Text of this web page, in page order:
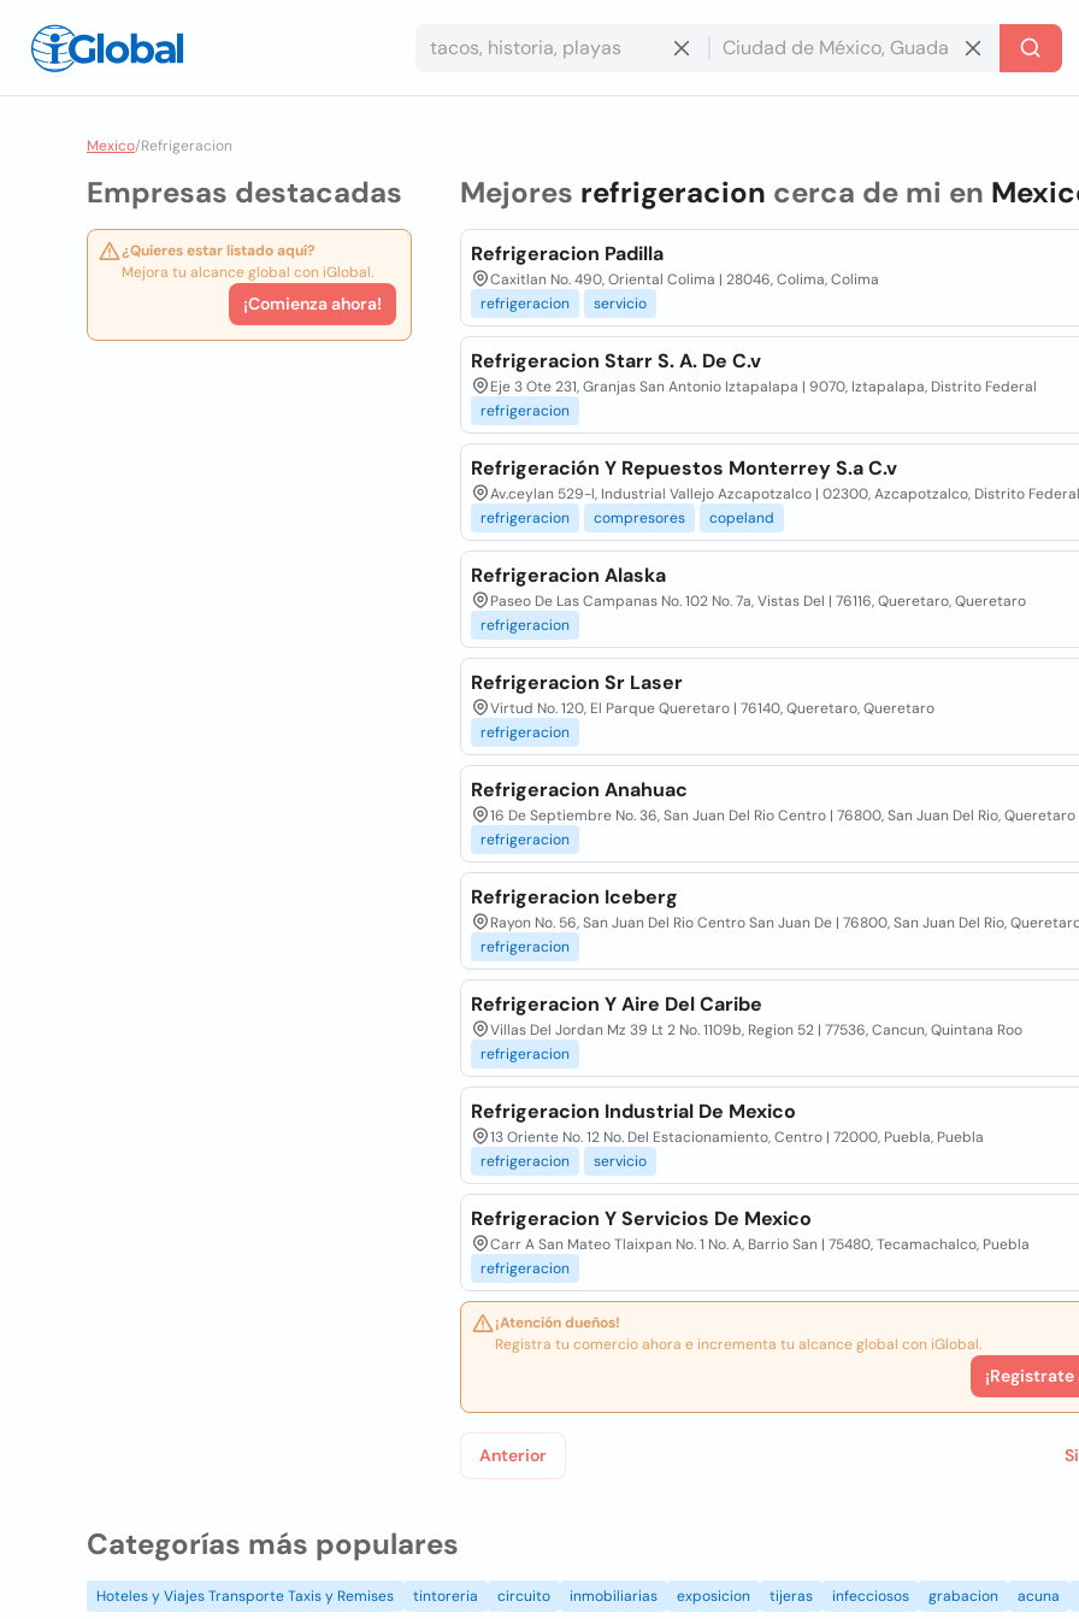
Mexico/Refrigeracion
Empresas destacadas
¿Quieres estar listado aquí?
Mejora tu alcance global con iGlobal.
¡Comienza ahora!
Mejores refrigeracion cerca de mi en
Refrigeracion Padilla
Caxitlan No. 490, Oriental Colima | 28046, Colima, Colima
refrigeracion
servicio
Refrigeracion Starr S. A. De C.v
Eje 3 Ote 231, Granjas San Antonio Iztapalapa | 9070, Iztapalapa, Distrito Federal
refrigeracion
Refrigeración Y Repuestos Monterrey S.a C.v
Av.ceylan 529-l, Industrial Vallejo Azcapotzalco | 02300, Azcapotzalco, Distrito Federal
refrigeracion
compresores copeland
Refrigeracion Alaska
Paseo De Las Campanas No. 102 No. 7a, Vistas Del | 76116, Queretaro, Queretaro
refrigeracion
Refrigeracion Sr Laser
Virtud No. 120, El Parque Queretaro | 76140, Queretaro, Queretaro
refrigeracion
Refrigeracion Anahuac
16 De Septiembre No. 36, San Juan Del Rio Centro | 76800, San Juan Del Rio, Queretaro
refrigeracion
Refrigeracion Iceberg
Rayon No. 56, San Juan Del Rio Centro San Juan De | 76800, San Juan Del Rio,
refrigeracion
Refrigeracion Y Aire Del Caribe
Villas Del Jordan Mz 39 Lt 2 No. 1109b, Region 52 | 77536, Cancun, Quintana Roo
refrigeracion
Refrigeracion Industrial De Mexico
13 Oriente No. 12 No. Del Estacionamiento, Centro | 72000, Puebla, Puebla
refrigeracion
servicio
Refrigeracion Y Servicios De Mexico
Carr A San Mateo Tlaixpan No. 1 No. A, Barrio San | 75480, Tecamachalco, Puebla
refrigeracion
¡Atención dueños!
Registra tu comercio ahora e incrementa tu alcance global con iGlobal.
Anterior
Categorías más populares
Hoteles y Viajes Transporte Taxis y Remises tintoreria circuito inmobiliarias exposicion tijeras infecciosos grabacion acuna